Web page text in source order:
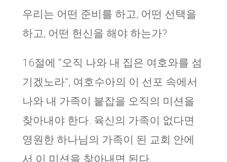
우리는 어떤 준비를 하고, 어떤 선택을
하고, 어떤 헌신을 해야 하는가?
16절에 “오직 나와 내 집은 여호와를 섬
기겠노라”, 여호수아의 이 선포 속에서
나와 내 가족이 붙잡을 오직의 미션을
찾아내야 한다. 육신의 가족이 없다면
영원한 하나님의 가족이 된 교회 안에
서 이 미션을 찾아내면 된다.